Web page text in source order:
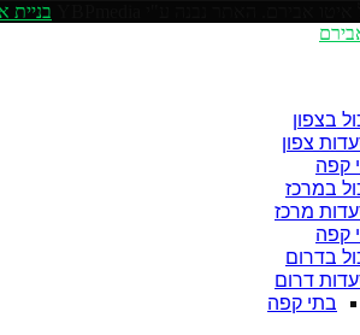
בניית
בצפון
צפון
קפה
במרכז
מרכז
קפה
בדרום
דרום
בתי קפה